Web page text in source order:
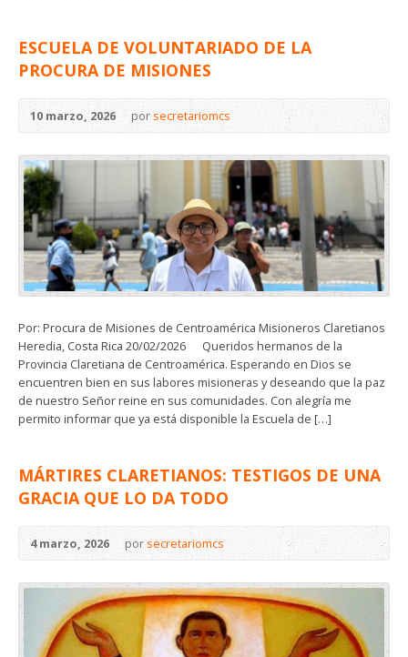
ESCUELA DE VOLUNTARIADO DE LA
PROCURA DE MISIONES
10 marzo, 2026 por secretariomcs
Por: Procura de Misiones de Centroamérica Misioneros Claretianos
Heredia, Costa Rica 20/02/2026 Queridos hermanos de la
Provincia Claretiana de Centroamérica. Esperando en Dios se
encuentren bien en sus labores misioneras y deseando que la paz
de nuestro Señor reine en sus comunidades. Con alegría me
permito informar que ya está disponible la Escuela de […]
MÁRTIRES CLARETIANOS: TESTIGOS DE UNA
GRACIA QUE LO DA TODO
4 marzo, 2026 por secretariomcs